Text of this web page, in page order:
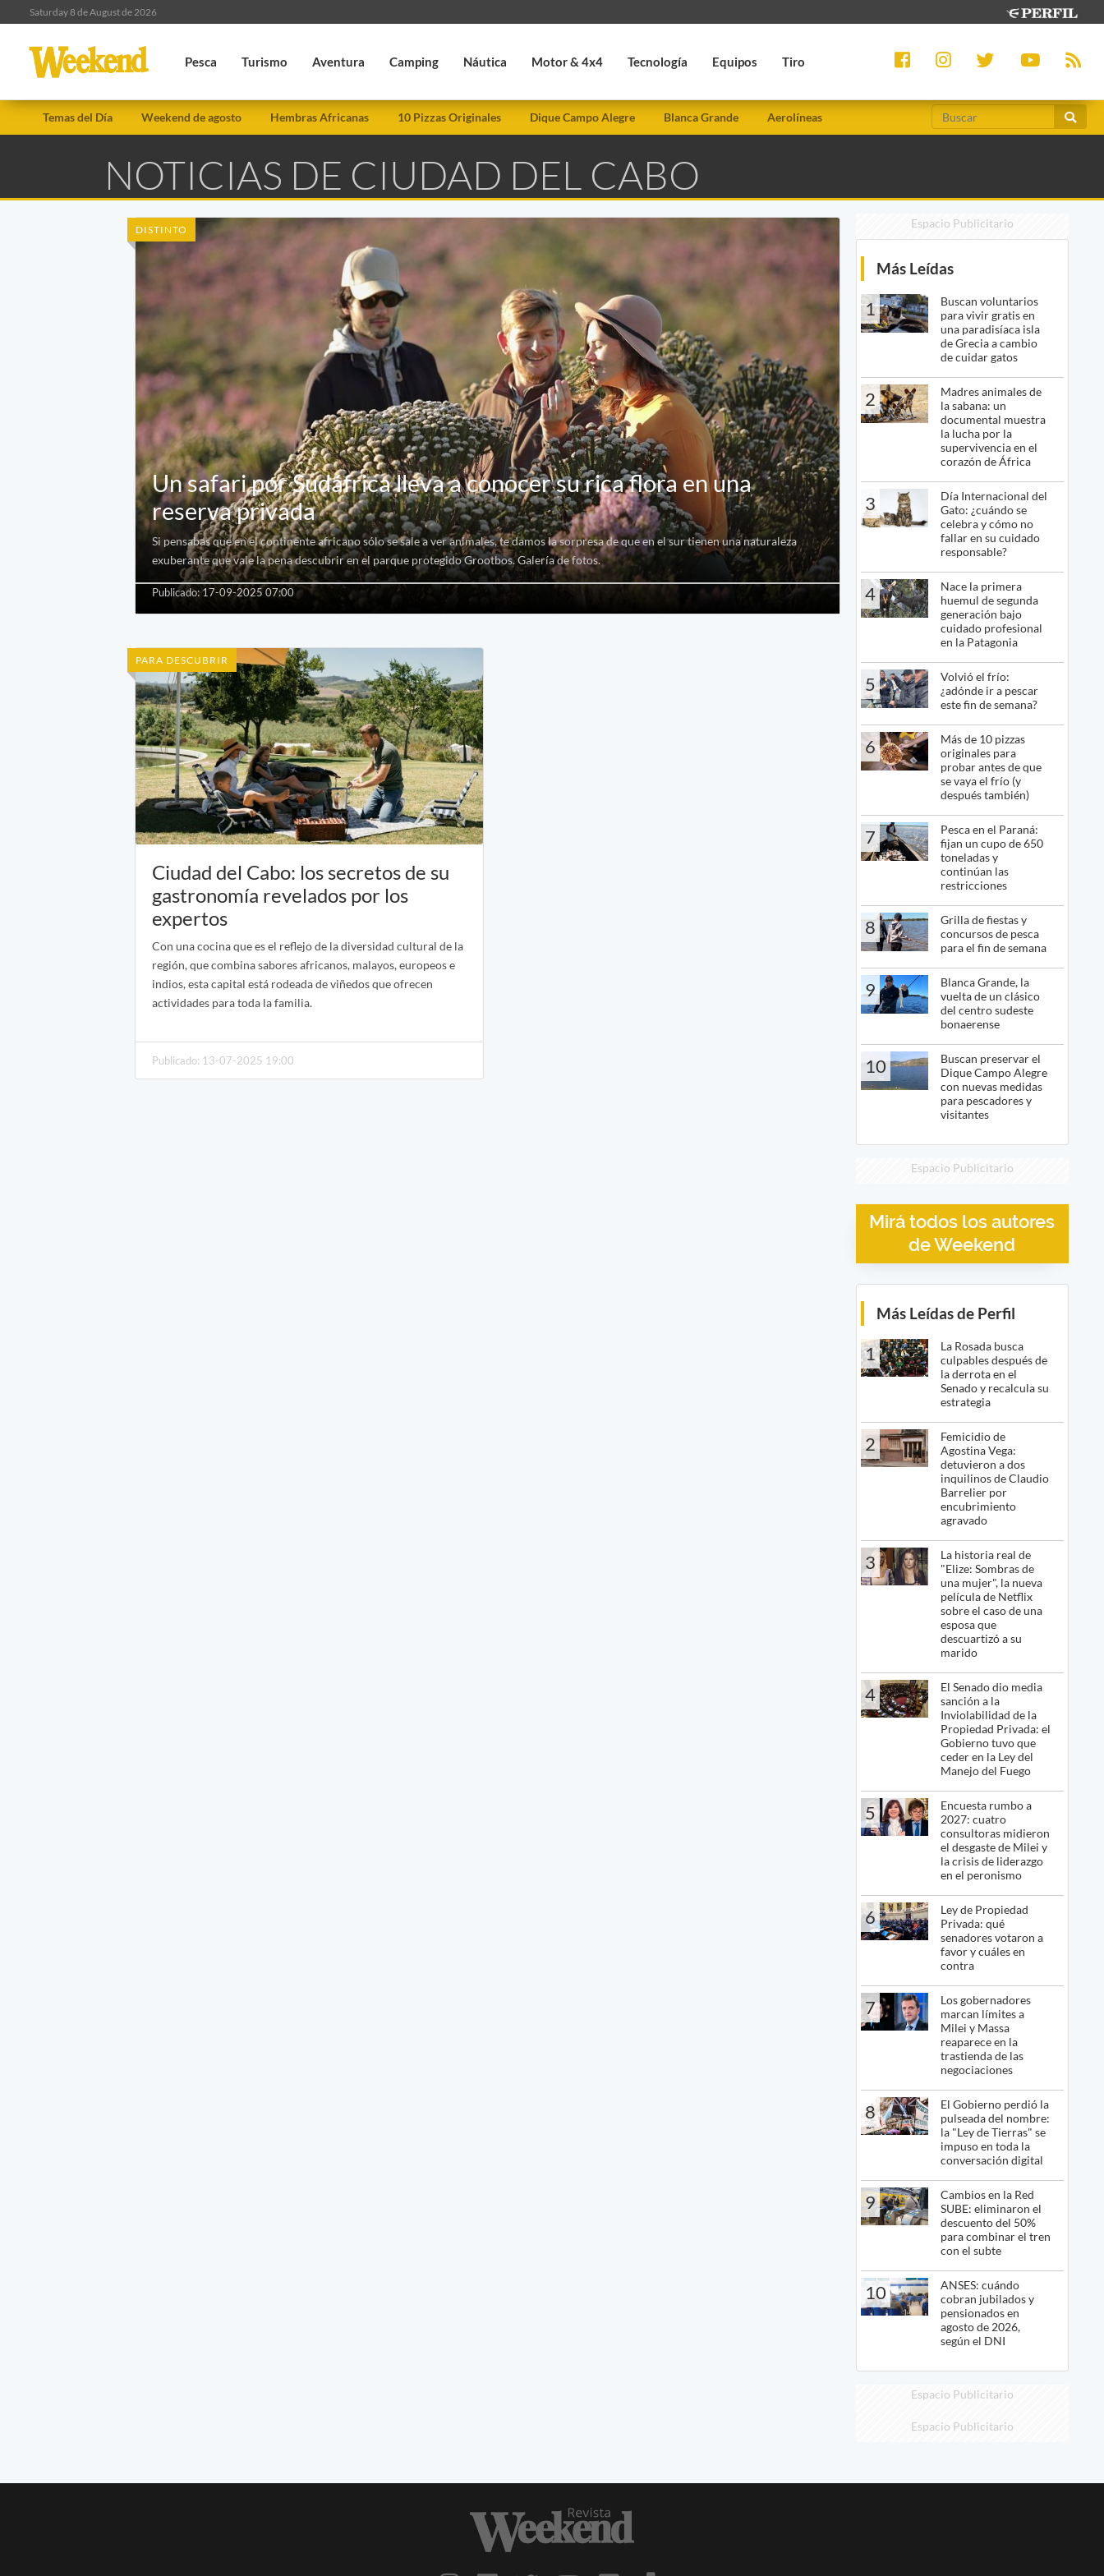
Saturday 8 de August de 2026
Pesca Turismo Aventura Camping Náutica Motor & 4x4 Tecnología Equipos Tiro
Temas del Día Weekend de agosto Hembras Africanas 10 Pizzas Originales Dique Campo Alegre Blanca Grande Aerolíneas
NOTICIAS DE CIUDAD DEL CABO
DISTINTO
Un safari por Sudáfrica lleva a conocer su rica flora en una
reserva privada
Si pensabas que en el continente africano sólo se sale a ver animales, te damos la sorpresa de que en el sur tienen una naturaleza
exuberante que vale la pena descubrir en el parque protegido Grootbos. Galería de fotos.
Publicado: 17-09-2025 07:00
PARA DESCUBRIR
Ciudad del Cabo: los secretos de su
gastronomía revelados por los
expertos
Con una cocina que es el reflejo de la diversidad cultural de la
región, que combina sabores africanos, malayos, europeos e
indios, esta capital está rodeada de viñedos que ofrecen
actividades para toda la familia.
Publicado: 13-07-2025 19:00
Espacio Publicitario
Más Leídas
1
Buscan voluntarios
para vivir gratis en
una paradisíaca isla
de Grecia a cambio
de cuidar gatos
2
Madres animales de
la sabana: un
documental muestra
la lucha por la
supervivencia en el
corazón de África
3
Día Internacional del
Gato: ¿cuándo se
celebra y cómo no
fallar en su cuidado
responsable?
4
Nace la primera
huemul de segunda
generación bajo
cuidado profesional
en la Patagonia
5
Volvió el frío:
¿adónde ir a pescar
este fin de semana?
6
Más de 10 pizzas
originales para
probar antes de que
se vaya el frío (y
después también)
7
Pesca en el Paraná:
fijan un cupo de 650
toneladas y
continúan las
restricciones
8
Grilla de fiestas y
concursos de pesca
para el fin de semana
9
Blanca Grande, la
vuelta de un clásico
del centro sudeste
bonaerense
10
Buscan preservar el
Dique Campo Alegre
con nuevas medidas
para pescadores y
visitantes
Espacio Publicitario
Mirá todos los autores
de Weekend
Más Leídas de Perfil
1
La Rosada busca
culpables después de
la derrota en el
Senado y recalcula su
estrategia
2
Femicidio de
Agostina Vega:
detuvieron a dos
inquilinos de Claudio
Barrelier por
encubrimiento
agravado
3
La historia real de
"Elize: Sombras de
una mujer", la nueva
película de Netflix
sobre el caso de una
esposa que
descuartizó a su
marido
4
El Senado dio media
sanción a la
Inviolabilidad de la
Propiedad Privada: el
Gobierno tuvo que
ceder en la Ley del
Manejo del Fuego
5
Encuesta rumbo a
2027: cuatro
consultoras midieron
el desgaste de Milei y
la crisis de liderazgo
en el peronismo
6
Ley de Propiedad
Privada: qué
senadores votaron a
favor y cuáles en
contra
7
Los gobernadores
marcan límites a
Milei y Massa
reaparece en la
trastienda de las
negociaciones
8
El Gobierno perdió la
pulseada del nombre:
la "Ley de Tierras" se
impuso en toda la
conversación digital
9
Cambios en la Red
SUBE: eliminaron el
descuento del 50%
para combinar el tren
con el subte
10
ANSES: cuándo
cobran jubilados y
pensionados en
agosto de 2026,
según el DNI
Espacio Publicitario
Espacio Publicitario